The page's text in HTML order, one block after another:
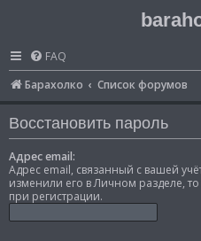
FAQ
Барахолко
Список форумов
Восстановить пароль
Адрес email:
Адрес email, связанный с вашей
изменили его в Личном разделе,
при регистрации.